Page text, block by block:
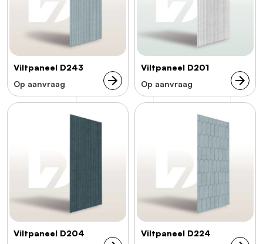
Viltpaneel D243
Op aanvraag
Viltpaneel D201
Op aanvraag
Viltpaneel D204
Viltpaneel D224